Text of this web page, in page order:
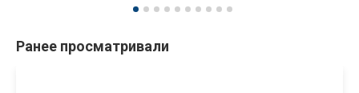
Ранее просматривали